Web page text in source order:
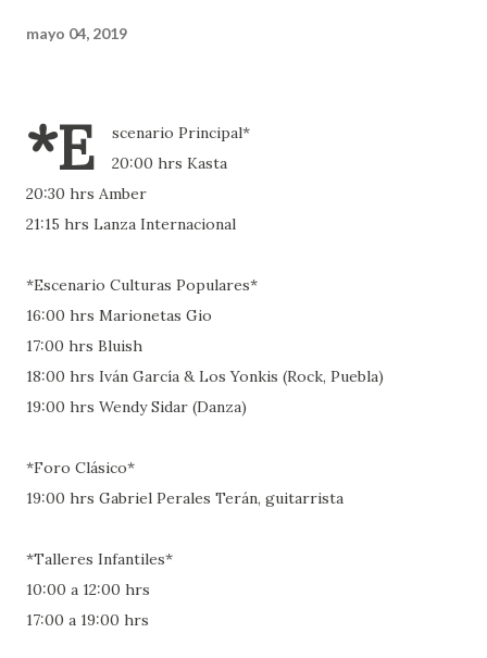
mayo 04, 2019
*E
scenario Principal*
20:00 hrs Kasta
20:30 hrs Amber
21:15 hrs Lanza Internacional
*Escenario Culturas Populares*
16:00 hrs Marionetas Gio
17:00 hrs Bluish
18:00 hrs Iván García & Los Yonkis (Rock, Puebla)
19:00 hrs Wendy Sidar (Danza)
*Foro Clásico*
19:00 hrs Gabriel Perales Terán, guitarrista
*Talleres Infantiles*
10:00 a 12:00 hrs
17:00 a 19:00 hrs